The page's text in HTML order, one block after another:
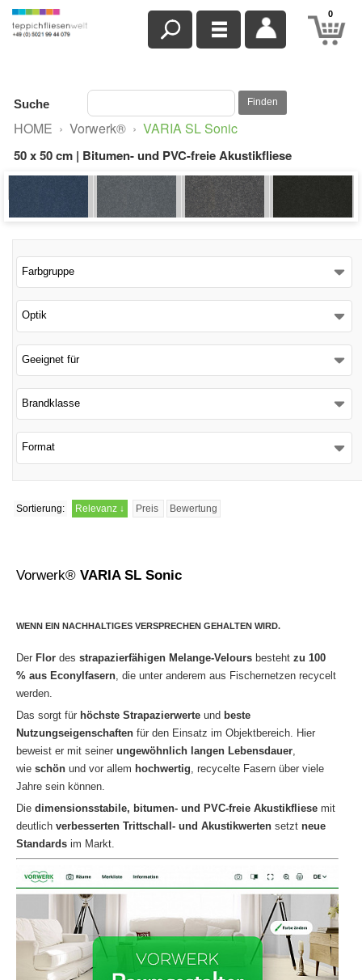
0
Suche Finden
HOME › Vorwerk® › VARIA SL Sonic
50 x 50 cm | Bitumen- und PVC-freie Akustikfliese
Farbgruppe
Optik
Geeignet für
Brandklasse
Format
Sortierung: Relevanz ↓ Preis Bewertung
Vorwerk® VARIA SL Sonic
WENN EIN NACHHALTIGES VERSPRECHEN GEHALTEN WIRD.
Der Flor des strapazierfähigen Melange-Velours besteht zu 100
% aus Econylfasern , die unter anderem aus Fischernetzen recycelt
werden.
Das sorgt für höchste Strapazierwerte und beste
Nutzungseigenschaften für den Einsatz im Objektbereich. Hier
beweist er mit seiner ungewöhnlich langen Lebensdauer
wie schön und vor allem hochwertig , recycelte Fasern über viele
Jahre sein können.
Die dimensionsstabile, bitumen- und PVC-freie Akustikfliese mit
deutlich verbesserten Trittschall- und Akustikwerten setzt neue
Standards im Markt.
Schließen